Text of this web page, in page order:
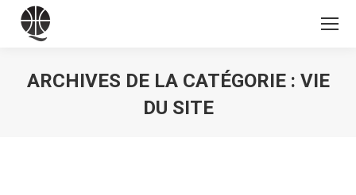
ARCHIVES DE LA CATÉGORIE : VIE
DU SITE